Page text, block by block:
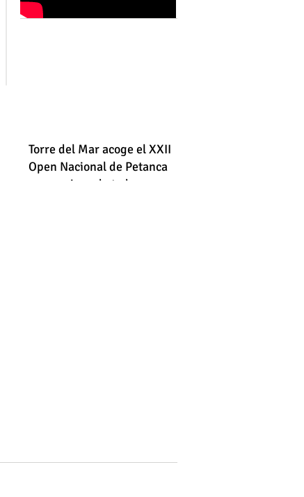
Torre del Mar acoge el XXII
Open Nacional de Petanca
con equipos de toda